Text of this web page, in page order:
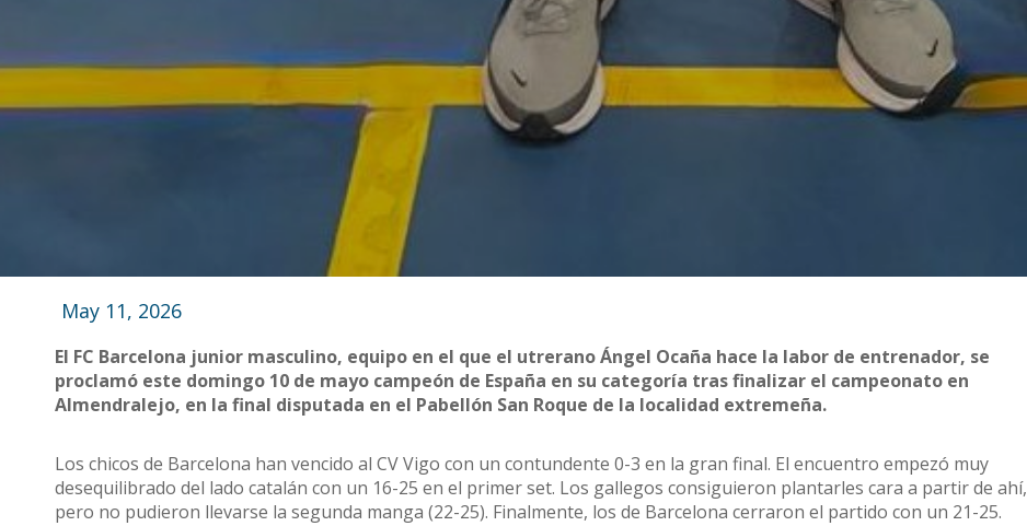
May 11, 2026
El FC Barcelona junior masculino, equipo en el que el utrerano Ángel Ocaña hace la labor de entrenador, se
proclamó este domingo 10 de mayo campeón de España en su categoría tras finalizar el campeonato en
Almendralejo, en la final disputada en el Pabellón San Roque de la localidad extremeña.
Los chicos de Barcelona han vencido al CV Vigo con un contundente 0-3 en la gran final. El encuentro empezó muy
desequilibrado del lado catalán con un 16-25 en el primer set. Los gallegos consiguieron plantarles cara a partir de ahí,
pero no pudieron llevarse la segunda manga (22-25). Finalmente, los de Barcelona cerraron el partido con un 21-25.